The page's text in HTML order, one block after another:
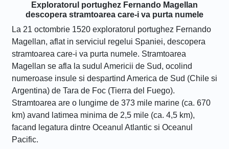
Exploratorul portughez Fernando Magellan
descopera stramtoarea care-i va purta numele
La 21 octombrie 1520 exploratorul portughez Fernando
Magellan, aflat in serviciul regelui Spaniei, descopera
stramtoarea care-i va purta numele. Stramtoarea
Magellan se afla la sudul Americii de Sud, ocolind
numeroase insule si despartind America de Sud (Chile si
Argentina) de Tara de Foc (Tierra del Fuego).
Stramtoarea are o lungime de 373 mile marine (ca. 670
km) avand latimea minima de 2,5 mile (ca. 4,5 km),
facand legatura dintre Oceanul Atlantic si Oceanul
Pacific.